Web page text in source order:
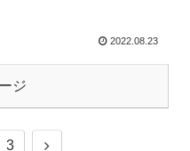
2022.08.23
ジ
3